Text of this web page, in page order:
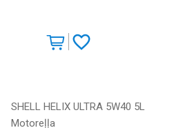
SHELL HELIX ULTRA 5W40 5L
Motoreļļa